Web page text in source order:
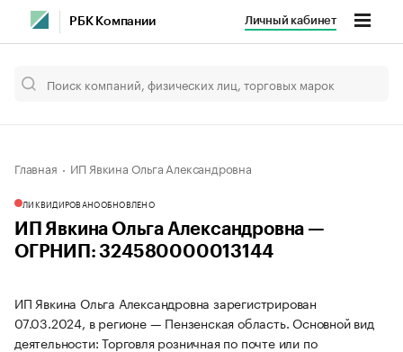
РБК Компании Личный кабинет
Главная ИП Явкина Ольга Александровна
ЛИКВИДИРОВАНООБНОВЛЕНО
ИП Явкина Ольга Александровна —
ОГРНИП: 324580000013144
ИП Явкина Ольга Александровна зарегистрирован
07.03.2024, в регионе — Пензенская область. Основной вид
деятельности: Торговля розничная по почте или по